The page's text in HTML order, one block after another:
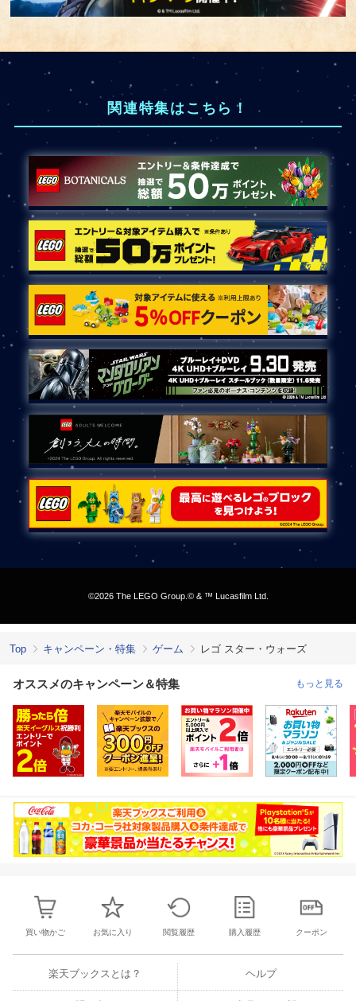
関連特集はこちら！
©2026 The LEGO Group.© & ™ Lucasfilm Ltd.
Top キャンペーン・特集 ゲーム レゴ スター・ウォーズ
オススメのキャンペーン＆特集 もっと見る
買い物かご お気に入り 閲覧履歴 購入履歴 クーポン
楽天ブックスとは？ ヘルプ